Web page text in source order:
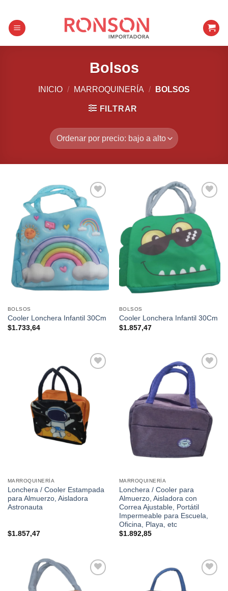
content
Bolsos
INICIO / MARROQUINERÍA / BOLSOS
FILTRAR
Añadir a
favoritos
BOLSOS
Cooler Lonchera Infantil 30Cm
$1.733,64
Añadir a
favoritos
BOLSOS
Cooler Lonchera Infantil 30Cm
$1.857,47
Añadir a
favoritos
MARROQUINERÍA
Lonchera / Cooler Estampada
para Almuerzo, Aisladora
Astronauta
$1.857,47
Añadir a
favoritos
MARROQUINERÍA
Lonchera / Cooler para
Almuerzo, Aisladora con
Correa Ajustable, Portátil
Impermeable para Escuela,
Oficina, Playa, etc
$1.892,85